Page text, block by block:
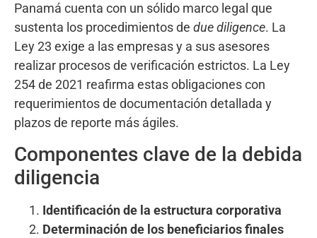
Panamá cuenta con un sólido marco legal que
sustenta los procedimientos de due diligence. La
Ley 23 exige a las empresas y a sus asesores
realizar procesos de verificación estrictos. La Ley
254 de 2021 reafirma estas obligaciones con
requerimientos de documentación detallada y
plazos de reporte más ágiles.
Componentes clave de la debida
diligencia
Identificación de la estructura corporativa
Determinación de los beneficiarios finales